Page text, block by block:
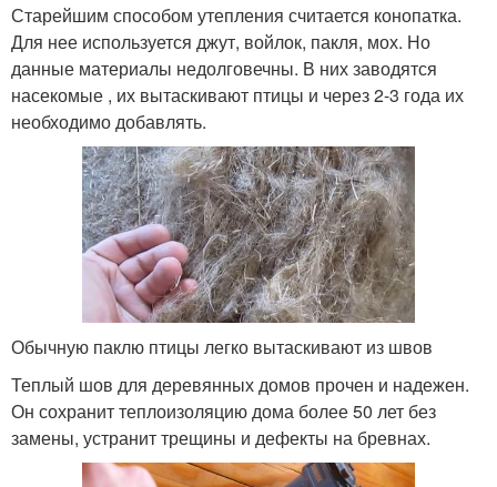
Старейшим способом утепления считается конопатка.
Для нее используется джут, войлок, пакля, мох. Но
данные материалы недолговечны. В них заводятся
насекомые , их вытаскивают птицы и через 2-3 года их
необходимо добавлять.
Обычную паклю птицы легко вытаскивают из швов
Теплый шов для деревянных домов прочен и надежен.
Он сохранит теплоизоляцию дома более 50 лет без
замены, устранит трещины и дефекты на бревнах.